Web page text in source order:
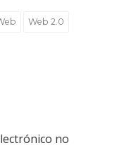
Web 2.0
no